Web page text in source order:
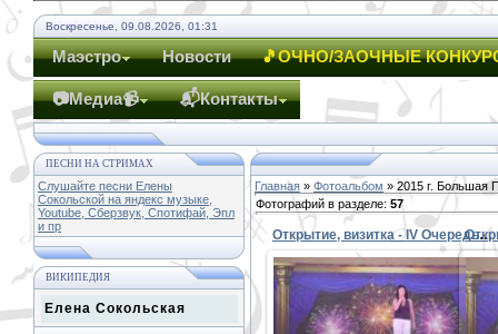
Воскресенье, 09.08.2026, 01:31
Маэстро Новости 🎵ОЧНО/ЗАОЧНЫЕ
📷Медиа📹 📬Контакты
ПЕСНИ НА СТРИМАХ
Слушайте песни Елены
Сокольской на яндекс музыке,
Youtube, Сберзвук, Спотифай, Эпл
и пр
ВИКИПЕДИЯ
Елена Сокольская
Главная » Фотоальбом » 2015 г. Большая
Фотографий в разделе: 57
Открытие, визитка - IV Очередь 20
08.09.2015